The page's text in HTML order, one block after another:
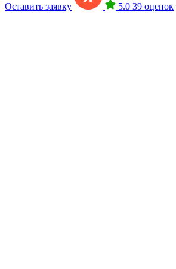
Оставить заявку 5.0 39 оценок